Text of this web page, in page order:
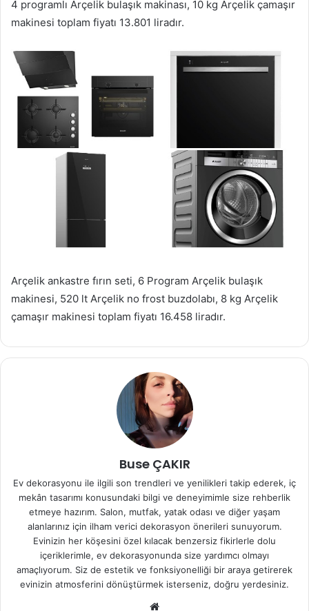
4 programlı Arçelik bulaşık makinası, 10 kg Arçelik çamaşır
makinesi toplam fiyatı 13.801 liradır.
Arçelik ankastre fırın seti, 6 Program Arçelik bulaşık
makinesi, 520 lt Arçelik no frost buzdolabı, 8 kg Arçelik
çamaşır makinesi toplam fiyatı 16.458 liradır.
Buse ÇAKIR
Ev dekorasyonu ile ilgili son trendleri ve yenilikleri takip ederek, iç
mekân tasarımı konusundaki bilgi ve deneyimimle size rehberlik
etmeye hazırım. Salon, mutfak, yatak odası ve diğer yaşam
alanlarınız için ilham verici dekorasyon önerileri sunuyorum.
Evinizin her köşesini özel kılacak benzersiz fikirlerle dolu
içeriklerimle, ev dekorasyonunda size yardımcı olmayı
amaçlıyorum. Siz de estetik ve fonksiyonelliği bir araya getirerek
evinizin atmosferini dönüştürmek isterseniz, doğru yerdesiniz.